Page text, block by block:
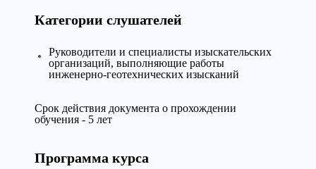
Категории слушателей
Руководители и специалисты изыскательских
организаций, выполняющие работы
инженерно-геотехнических изысканий
Срок действия документа о прохождении
обучения - 5 лет
Программа курса